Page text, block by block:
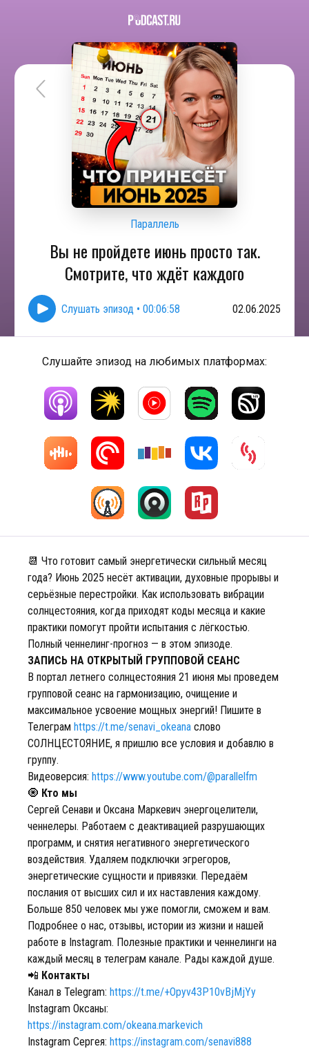
Параллель
Вы не пройдете июнь просто так.
Смотрите, что ждёт каждого
Слушать эпизод • 00:06:58 02.06.2025
Слушайте эпизод на любимых платформах:
📆 Что готовит самый энергетически сильный месяц
года? Июнь 2025 несёт активации, духовные прорывы и
серьёзные перестройки. Как использовать вибрации
солнцестояния, когда приходят коды месяца и какие
практики помогут пройти испытания с лёгкостью.
Полный ченнелинг-прогноз — в этом эпизоде.
ЗАПИСЬ НА ОТКРЫТЫЙ ГРУППОВОЙ СЕАНС
В портал летнего солнцестояния 21 июня мы проведем
групповой сеанс на гармонизацию, очищение и
максимальное усвоение мощных энергий! Пишите в
Телеграм https://t.me/senavi_okeana слово
СОЛНЦЕСТОЯНИЕ, я пришлю все условия и добавлю в
группу.
Видеоверсия: https://www.youtube.com/@parallelfm
🧿 Кто мы
Сергей Сенави и Оксана Маркевич энергоцелители,
ченнелеры. Работаем с деактивацией разрушающих
программ, и снятия негативного энергетического
воздействия. Удаляем подключки эгрегоров,
энергетические сущности и привязки. Передаём
послания от высших сил и их наставления каждому.
Больше 850 человек мы уже помогли, сможем и вам.
Подробнее о нас, отзывы, истории из жизни и нашей
работе в Instagram. Полезные практики и ченнелинги на
каждый месяц в телеграм канале. Рады каждой душе.
📲 Контакты
Канал в Telegram: https://t.me/+Opyv43P10vBjMjYy
Instagram Оксаны:
https://instagram.com/okeana.markevich
Instagram Сергея: https://instagram.com/senavi888